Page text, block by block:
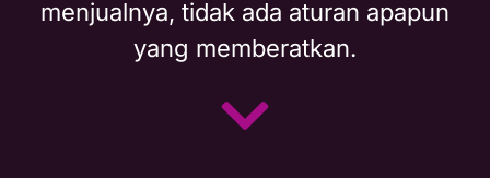
menjualnya, tidak ada aturan apapun
yang memberatkan.